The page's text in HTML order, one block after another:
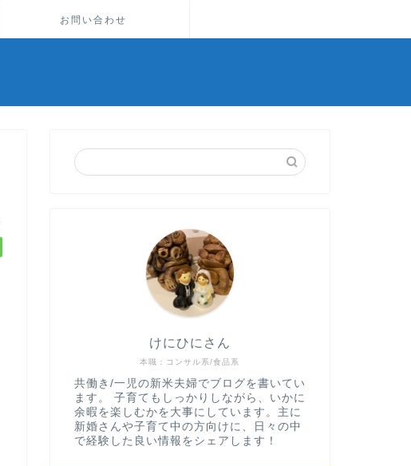
お問い合わせ
本職：コンサル系/食品系
けにひにさん
共働き/一児の新米夫婦でブログを書いてい
ます。 子育てもしっかりしながら、いかに
余暇を楽しむかを大事にしています。主に
新婚さんや子育て中の方向けに、日々の中
で経験した良い情報をシェアします！